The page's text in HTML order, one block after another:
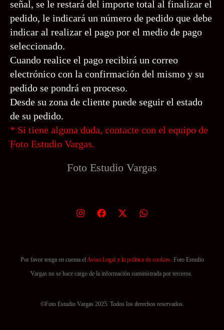
señal, se le restará del importe total al finalizar el
pedido, le indicará un número de pedido que debe
indicar al realizar el pago por el medio de pago
seleccionado.
Cuando realice el pago recibirá un correo
electrónico con la confirmación del mismo y su
pedido se pondrá en proceso.
Desde su zona de cliente puede seguir el estado
de su pedido.
* Si tiene alguna duda, contacte con el equipo de
Foto Estudio Vargas.
Foto Estudio Vargas
Por favor tenga en cuenta el Aviso Legal y la política de cookies. Foto Estudio
Vargas no se hace cargo de la información suministrada por terceros.
©Foto Estudio Vargas 2025. Todos los derechos reservados.